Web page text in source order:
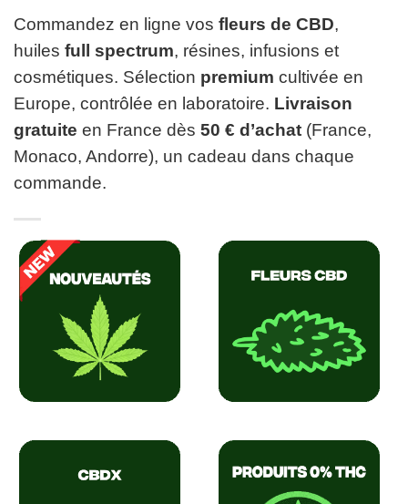
Commandez en ligne vos fleurs de CBD,
huiles full spectrum, résines, infusions et
cosmétiques. Sélection premium cultivée en
Europe, contrôlée en laboratoire. Livraison
gratuite en France dès 50 € d’achat (France,
Monaco, Andorre), un cadeau dans chaque
commande.